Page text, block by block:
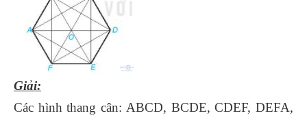
Giải:
Các hình thang cân: ABCD, BCDE, CDEF, DEFA,